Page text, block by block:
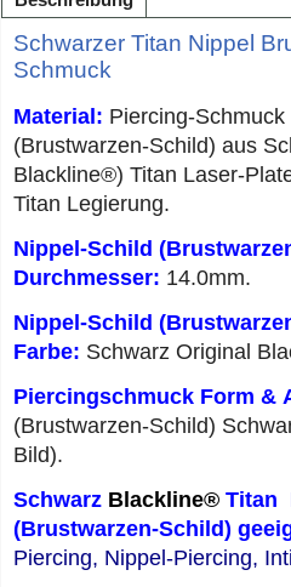
Schwarzer Titan Nippel
Schmuck
Material: Piercing-
(Brustwarzen-Schild) aus
Blackline®) Titan Laser-
Titan Legierung.
Nippel-Schild
Durchmesser: 14.0mm.
Nippel-Schild
Farbe: Schwarz Original
Piercingschmuck Form &
(Brustwarzen-Schild)
Bild).
Schwarz Blackline® Titan
(Brustwarzen-Schild)
Piercing, Nippel-Piercing,